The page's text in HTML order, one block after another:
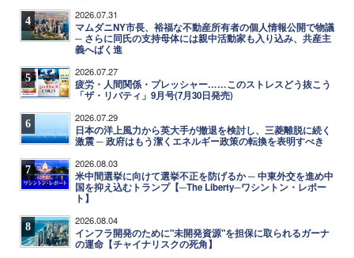
4 2026.07.31
マムダニNY市長、裕福な不動産所有者の個人情報公開で物議
─ さらに同氏の支持母体には親中活動家も入り込み、共産主
義へばく進
5 2026.07.27
疲労・人間関係・プレッシャー……このストレスどう抜こう
「ザ・リバティ」9月号(7月30日発売)
6 2026.07.29
日本の洋上風力から英大手が撤退を検討し、三菱離脱に続く
激震 ─ 政府はもう潔くエネルギー政策の転換を表明すべき
7 2026.08.03
米中間選挙に向けて選挙不正を防げるか ─ 中東外交を進め中
国を抑え込むトランプ【─The Liberty─ワシントン・レポー
ト】
8 2026.08.04
インフラ開発のために"未開発資源"を担保に取られるガーナ
の運命【チャイナリスクの死角】